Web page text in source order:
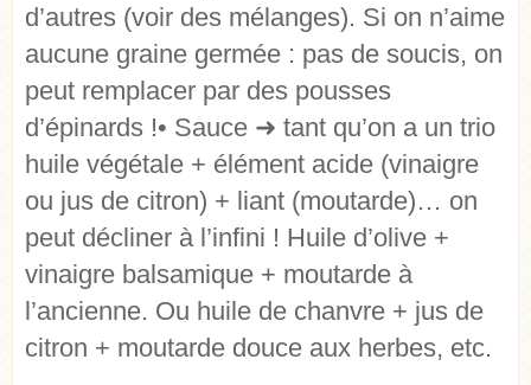
d’autres (voir des mélanges). Si on n’aime
aucune graine germée : pas de soucis, on
peut remplacer par des pousses
d’épinards ! • Sauce ➜ tant qu’on a un trio
huile végétale + élément acide (vinaigre
ou jus de citron) + liant (moutarde)… on
peut décliner à l’infini ! Huile d’olive +
vinaigre balsamique + moutarde à
l’ancienne. Ou huile de chanvre + jus de
citron + moutarde douce aux herbes, etc.